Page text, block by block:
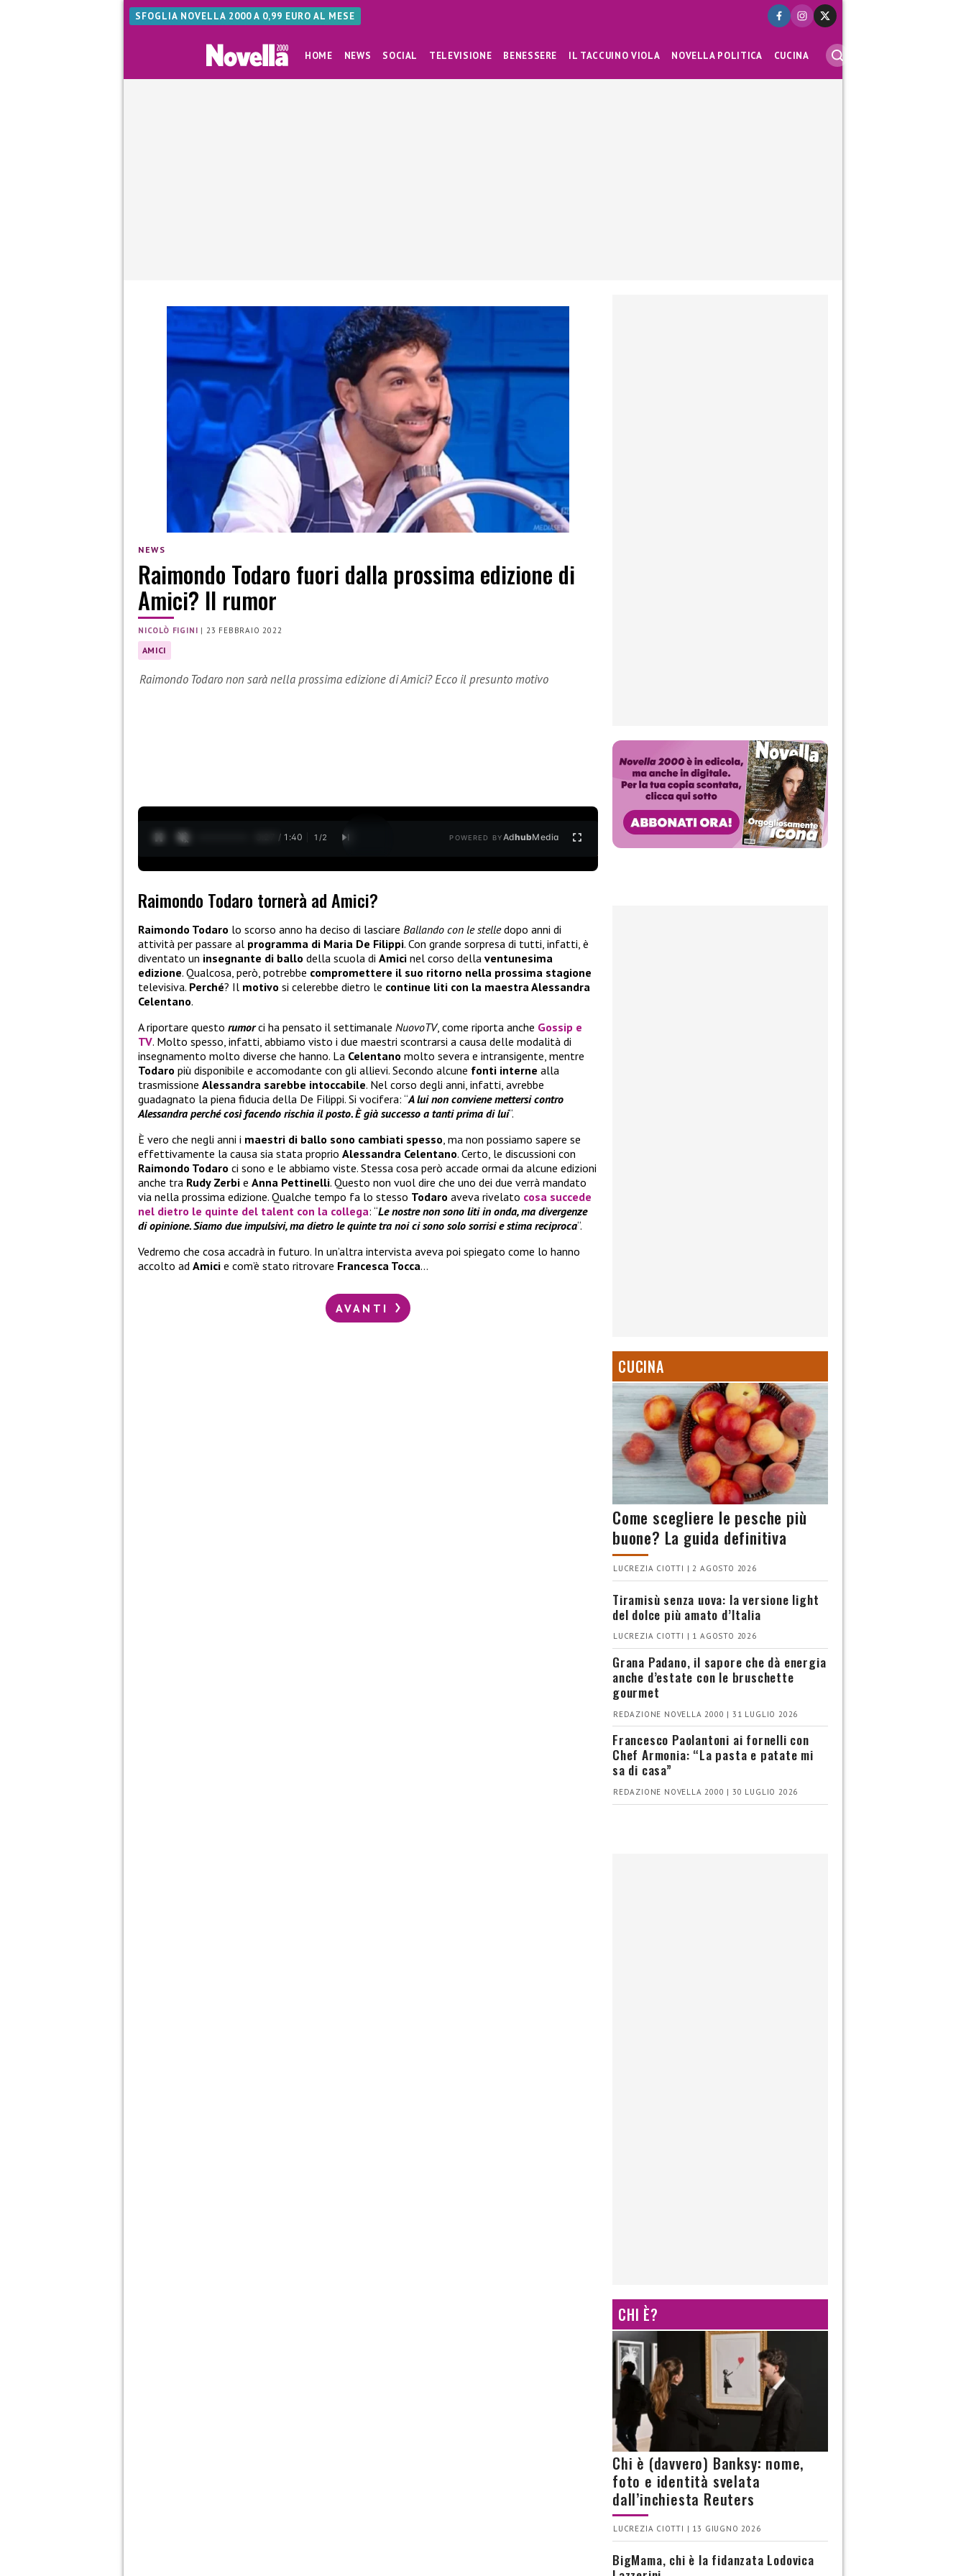
SFOGLIA NOVELLA 2000 A 0,99 EURO AL MESE
HOME NEWS SOCIAL TELEVISIONE BENESSERE IL TACCUINO VIOLA NOVELLA POLITICA CUCINA
NEWS
Raimondo Todaro fuori dalla prossima edizione di
Amici? Il rumor
NICOLÒ FIGINI | 23 FEBBRAIO 2022
AMICI
Raimondo Todaro non sarà nella prossima edizione di Amici? Ecco il presunto motivo
0:28 / 1:40 1 /2 POWERED BYAdhubMedia
Raimondo Todaro tornerà ad Amici?
Raimondo Todaro lo scorso anno ha deciso di lasciare Ballando con le stelledopo anni di
attività per passare al programma di Maria De Filippi. Con grande sorpresa di tutti, infatti, è
diventato un insegnante di ballo della scuola di Amici nel corso della ventunesima
edizione. Qualcosa, però, potrebbe compromettere il suo ritorno nella prossima stagione
televisiva. Perché? Il motivo si celerebbe dietro le continue liti con la maestra Alessandra
Celentano.
A riportare questo rumorci ha pensato il settimanale NuovoTV, come riporta anche Gossip e
TV. Molto spesso, infatti, abbiamo visto i due maestri scontrarsi a causa delle modalità di
insegnamento molto diverse che hanno. La Celentano molto severa e intransigente, mentre
Todaro più disponibile e accomodante con gli allievi. Secondo alcune fonti interne alla
trasmissione Alessandra sarebbe intoccabile. Nel corso degli anni, infatti, avrebbe
guadagnato la piena fiducia della De Filippi. Si vocifera: “A lui non conviene mettersi contro
Alessandra perché così facendo rischia il posto. È già successo a tanti prima di lui“.
È vero che negli anni i maestri di ballo sono cambiati spesso, ma non possiamo sapere se
effettivamente la causa sia stata proprio Alessandra Celentano. Certo, le discussioni con
Raimondo Todaro ci sono e le abbiamo viste. Stessa cosa però accade ormai da alcune edizioni
anche tra Rudy Zerbi e Anna Pettinelli. Questo non vuol dire che uno dei due verrà mandato
via nella prossima edizione. Qualche tempo fa lo stesso Todaro aveva rivelato cosa succede
nel dietro le quinte del talent con la collega: “Le nostre non sono liti in onda, ma divergenze
di opinione. Siamo due impulsivi, ma dietro le quinte tra noi ci sono solo sorrisi e stima reciproca“.
Vedremo che cosa accadrà in futuro. In un’altra intervista aveva poi spiegato come lo hanno
accolto ad Amici e com’è stato ritrovare Francesca Tocca…
AVANTI
CUCINA
Come scegliere le pesche più
buone? La guida definitiva
LUCREZIA CIOTTI | 2 AGOSTO 2026
Tiramisù senza uova: la versione light
del dolce più amato d’Italia
LUCREZIA CIOTTI | 1 AGOSTO 2026
Grana Padano, il sapore che dà energia
anche d’estate con le bruschette
gourmet
REDAZIONE NOVELLA 2000 | 31 LUGLIO 2026
Francesco Paolantoni ai fornelli con
Chef Armonia: “La pasta e patate mi
sa di casa”
REDAZIONE NOVELLA 2000 | 30 LUGLIO 2026
CHI È?
Chi è (davvero) Banksy: nome,
foto e identità svelata
dall’inchiesta Reuters
LUCREZIA CIOTTI | 13 GIUGNO 2026
BigMama, chi è la fidanzata Lodovica